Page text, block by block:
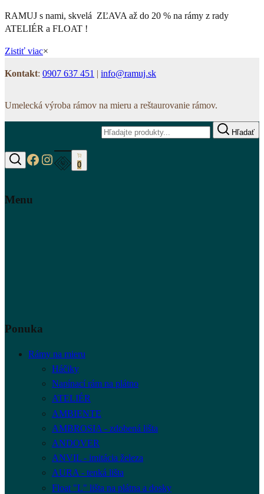
RAMUJ s nami, skvelá ZĽAVA až do 20 % na rámy z rady
ATELIÉR a FLOAT !
Zistiť viac×
Kontakt: 0907 637 451 | info@ramuj.sk
Umelecká výroba rámov na mieru a reštaurovanie rámov.
Hľadať
Hľadať
https://www.facebook.com/www.ramuj.sk
https://www.instagram.com/ramuj.sk
0
Menu
Ponuka
Rámy na mieru
Háčiky
Napínací rám na plátno
ATELIÉR
AMBIENTE
AMBROSIA - zdobená lišta
ANDOVER
ANVIL - imitácia železa
AURA - tenká lišta
Float "L" lišta na plátna a dosky